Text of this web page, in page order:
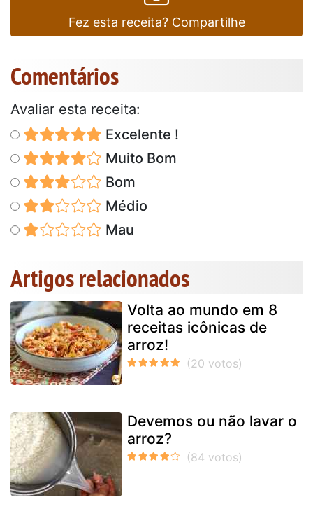
Fez esta receita? Compartilhe
Comentários
Avaliar esta receita:
Excelente !
Muito Bom
Bom
Médio
Mau
Artigos relacionados
Volta ao mundo em 8
receitas icônicas de
arroz!
Devemos ou não lavar o
arroz?